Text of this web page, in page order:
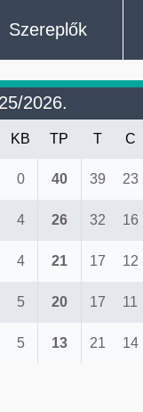
Szereplők
2026.
KB TP T C
0 40 39 23
4 26 32 16
4 21 17 12
5 20 17 11
5 13 21 14